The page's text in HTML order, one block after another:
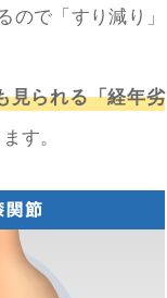
で「すり減り」
見られる「経年劣
す。